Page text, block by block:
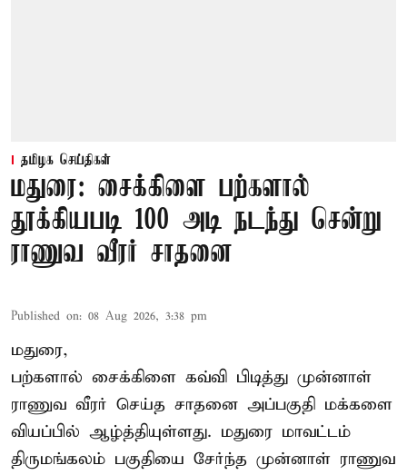
தமிழக செய்திகள்
மதுரை: சைக்கிளை பற்களால்
தூக்கியபடி 100 அடி நடந்து சென்று
ராணுவ வீரர் சாதனை
Published on: 08 Aug 2026, 3:38 pm
மதுரை,
பற்களால் சைக்கிளை கவ்வி பிடித்து முன்னாள்
ராணுவ வீரர் செய்த சாதனை அப்பகுதி மக்களை
வியப்பில் ஆழ்த்தியுள்ளது. மதுரை மாவட்டம்
திருமங்கலம் பகுதியை சேர்ந்த முன்னாள் ராணுவ